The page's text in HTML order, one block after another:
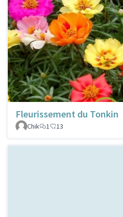
Fleurissement du Tonkin
Chik
1 13